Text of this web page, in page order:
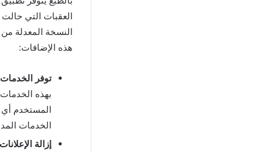
العقبات التي
النسخة المعدلة
هذه الإضافات:
توفر
بهذه
المستخدم
الخدمات
إزالة الإعلانات